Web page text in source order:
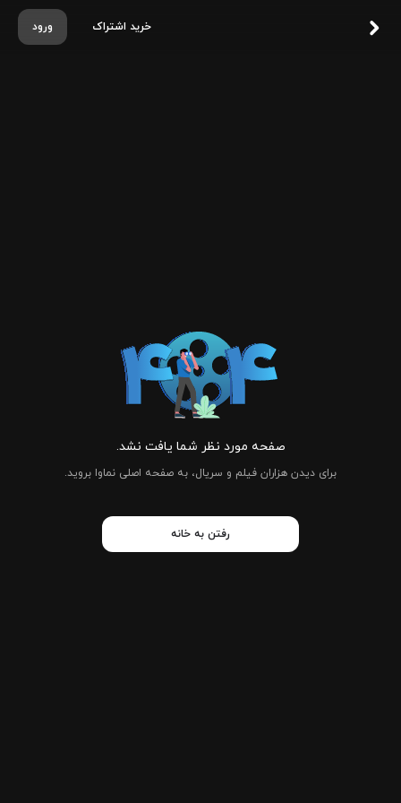
ورود خرید اشتراک
صفحه مورد نظر شما یافت نشد.
برای دیدن هزاران فیلم و سریال، به صفحه اصلی نماوا بروید.
رفتن به خانه